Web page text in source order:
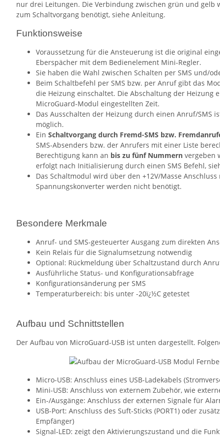
nur drei Leitungen. Die Verbindung zwischen grün und
zum Schaltvorgang benötigt, siehe Anleitung.
Funktionsweise
Voraussetzung für die Ansteuerung ist die original
Eberspächer mit dem Bedienelement Mini-Regler.
Sie haben die Wahl zwischen Schalten per SMS und/
Beim Schaltbefehl per SMS bzw. per Anruf gibt das
die Heizung einschaltet. Die Abschaltung der Heizung
MicroGuard-Modul eingestellten Zeit.
Das Ausschalten der Heizung durch einen Anruf/SMS
möglich.
Ein Schaltvorgang durch Fremd-SMS bzw.
SMS-Absenders bzw. der Anrufers mit einer Liste
Berechtigung kann an bis zu fünf Nummern vergeben
erfolgt nach Initialisierung durch einen SMS Befehl,
Das Schaltmodul wird über den +12V/Masse
Spannungskonverter werden nicht benötigt.
Besondere Merkmale
Anruf- und SMS-gesteuerter Ausgang zum direkten
Kein Relais für die Signalumsetzung notwendig
Optional: Rückmeldung über Schaltzustand durch
Ausführliche Status- und Konfigurationsabfrage
Konfigurationsänderung per SMS
Temperaturbereich: bis unter -20ï¿½C getestet
Aufbau und Schnittstellen
Der Aufbau von MicroGuard-USB ist unten dargestellt.
Micro-USB: Anschluss eines USB-Ladekabels
Mini-USB: Anschluss von externem Zubehör, wie
Ein-/Ausgänge: Anschluss der externen Signale für
USB-Port: Anschluss des Suft-Sticks (PORT1) oder
Empfänger)
Signal-LED: zeigt den Aktivierungszustand und die